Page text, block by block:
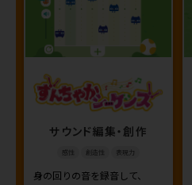
サウンド編集・創作
感性 創造性 表現力
身の回りの音を録音して、